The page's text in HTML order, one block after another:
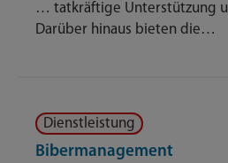
… tatkräftige Unterstützung
Darüber hinaus bieten die…
Dienstleistung
Bibermanagement